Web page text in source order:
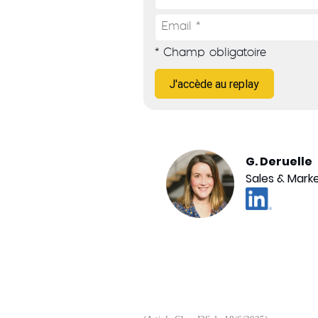
* Champ obligatoire
J'accède au replay
G. Deruelle
Sales &